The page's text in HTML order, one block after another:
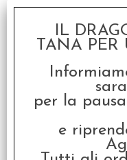
IL
TANA PER
per la
e